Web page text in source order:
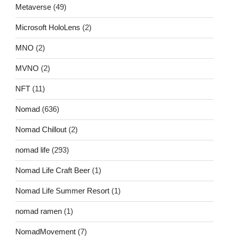
Metaverse (49)
Microsoft HoloLens (2)
MNO (2)
MVNO (2)
NFT (11)
Nomad (636)
Nomad Chillout (2)
nomad life (293)
Nomad Life Craft Beer (1)
Nomad Life Summer Resort (1)
nomad ramen (1)
NomadMovement (7)